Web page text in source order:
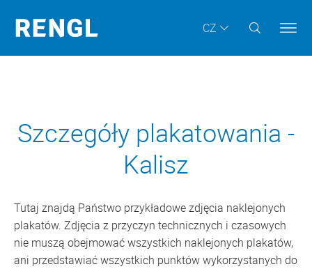
CZ
Szczegóły plakatowania -
Kalisz
Tutaj znajdą Państwo przykładowe zdjęcia naklejonych
plakatów. Zdjęcia z przyczyn technicznych i czasowych
nie muszą obejmować wszystkich naklejonych plakatów,
ani przedstawiać wszystkich punktów wykorzystanych do